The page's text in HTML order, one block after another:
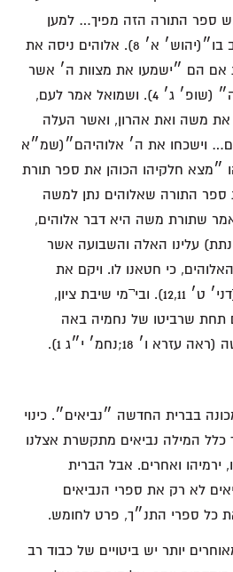
ספר התורה הזה מפיך… למען
תשמור לעשות ככל הכתוב בו״(יהוש׳ א׳ 8). אלוהים ניסה את
אם הם ״ישמעו את מצוות ה׳ אשר
ציווה את אבותם ביד משה״ (שופ׳ ג׳ 4). ושמואל אמר לעם,
משה ואת אהרון, ואשר העלה
וישכחו את ה׳ אלוהיהם״(שמ״א
״מצא חלקיהו הכוהן את ספר תורת
התורה שאלוהים נתן למשה
ודניאל אמר שתורת משה היא דבר אלוהים,
עלינו האלה והשבועה אשר
כי חטאנו לו. ויקם את
דב¬ריו אשר דיבר עלינו״(דני׳ ט׳ 12,11). ובי¬מי שיבת ציון,
תחת שרביטו של נחמיה באה
ו׳ 18;נחמ׳ י״ג 1).
בברית החדשה ״נביאים״. כינוי
כלל המילה נביאים מתקשרת אצלנו
ירמיהו ואחרים. אבל הברית
לא רק את ספרי הנביאים
כל ספרי התנ״ך, פרט לחומש.
יותר יש ביטויים של כבוד רב